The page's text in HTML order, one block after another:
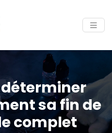
déterminer
sa fin de
complet